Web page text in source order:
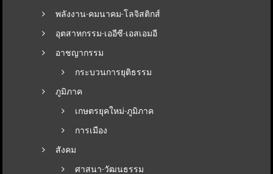
พลังงาน-คมนาคม-โลจิสติกส์
อุตสาหกรรม-เออีซี-เอสเอมอี
อาชญากรรม
กระบวนการยุติธรรม
ภูมิภาค
เกษตรยุคใหม่-ภูมิภาค
การเมือง
สังคม
ศาสนา-วัฒนธรรม